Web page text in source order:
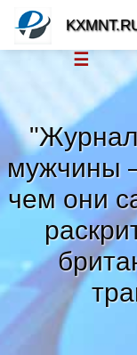
мужчины
чем они
☰
Тренды
Рубрики»
Правила »
Контакт